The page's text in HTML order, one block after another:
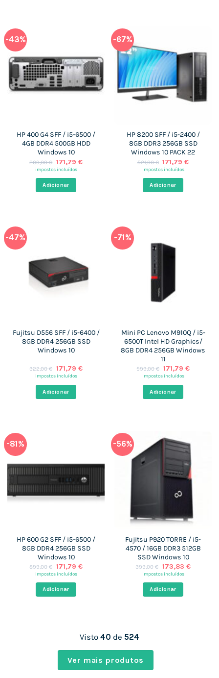
-43%
HP 400 G4 SFF / i5-6500 /
4GB DDR4 500GB HDD
Windows 10
299,00€ O
preço
era:
299,00 €.
171,79 €O
impostos incluídos
Adicionar
-67%
HP 8200 SFF / i5-2400 /
8GB DDR3 256GB SSD
Windows 10 PACK 22
521,00€ O
preço
era:
521,00 €.
171,79€O
impostos incluídos
Adicionar
-47%
Fujitsu D556 SFF / i5-6400 /
8GB DDR4 256GB SSD
Windows 10
322,00€ O
preço
era:
322,00 €.
171,79 €O
impostos incluídos
Adicionar
-71%
Mini PC Lenovo M910Q / i5-
6500T Intel HD Graphics/
8GB DDR4 256GB Windows
11
599,00€ O
preço
era:
599,00 €.
171,79 €O
impostos incluídos
Adicionar
-81%
HP 600 G2 SFF / i5-6500 /
8GB DDR4 256GB SSD
Windows 10
899,00€ O
preço
era:
899,00 €.
171,79 €O
impostos incluídos
Adicionar
-56%
Fujitsu P920 TORRE / i5-
4570 / 16GB DDR3 512GB
SSD Windows 10
399,00€ O
preço
era:
399,00 €.
173,83 €O
impostos incluídos
Adicionar
Visto 40 de 524
Ver mais produtos